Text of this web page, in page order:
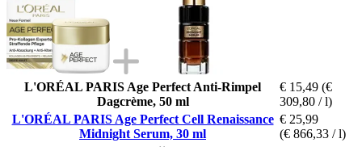
L'ORÉAL PARIS Age Perfect Anti-Rimpel
Dagcrème, 50 ml
€ 15,49 (€
309,80 / l)
L'ORÉAL PARIS Age Perfect Cell Renaissance
Midnight Serum, 30 ml
€ 25,99
(€ 866,33 / l)